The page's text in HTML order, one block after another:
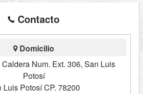
Contacto
Domicilio
Num. Ext. 306, San Luis
Potosí
Luis Potosí CP. 78200